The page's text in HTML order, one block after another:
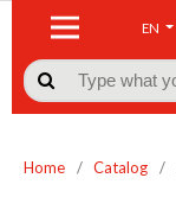
EN

Home / Catalog /